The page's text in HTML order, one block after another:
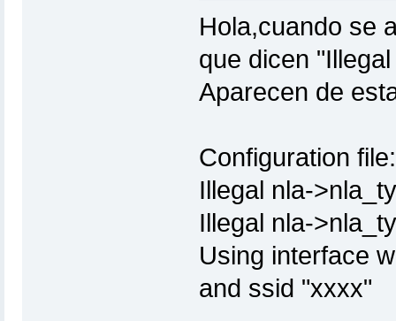
Hola,cuando se
que dicen
Aparecen de
Configuration
Illegal nla-
Illegal nla-
Using interface
and ssid "xxxx"